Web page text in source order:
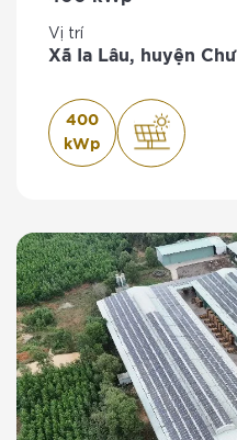
Vị trí
Xã Ia Lâu, huyện
400
kWp